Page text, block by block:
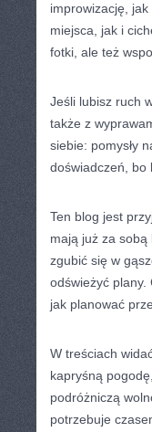
improwizację,
miejsca, jak i
fotki, ale też
Jeśli lubisz ruch
także z
siebie: pomysły
doświadczeń, bo
Ten blog jest
mają już za
zgubić się w
odświeżyć plany.
jak planować
W treściach
kapryśną
podróżniczą
potrzebuje